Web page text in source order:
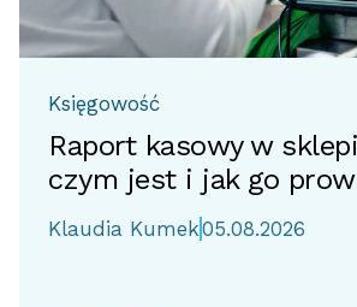
Księgowość
Raport kasowy w
czym jest i jak go
Klaudia Kumek05.08.2026